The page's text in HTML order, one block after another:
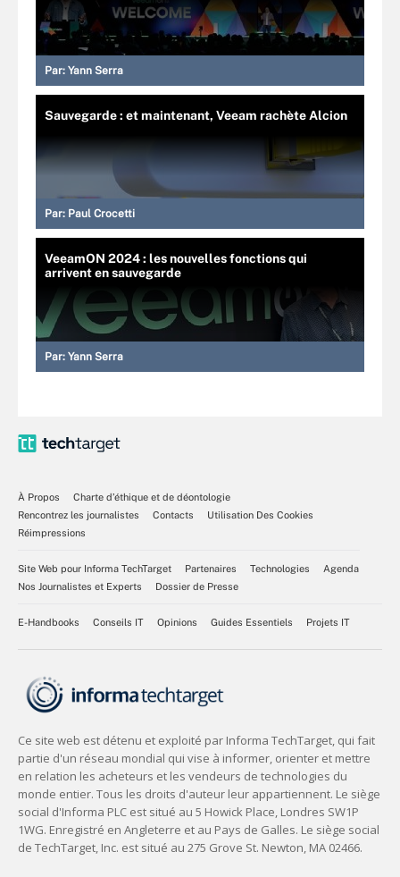
Par: Yann Serra
Sauvegarde : et maintenant, Veeam rachète Alcion
Par: Paul Crocetti
VeeamON 2024 : les nouvelles fonctions qui
arrivent en sauvegarde
Par: Yann Serra
À Propos
Charte d’éthique et de déontologie
Rencontrez les journalistes
Contacts
Utilisation Des Cookies
Réimpressions
Site Web pour Informa TechTarget Partenaires Technologies
Agenda
Nos Journalistes et Experts
Dossier de Presse
E-Handbooks Conseils IT Opinions Guides Essentiels Projets IT